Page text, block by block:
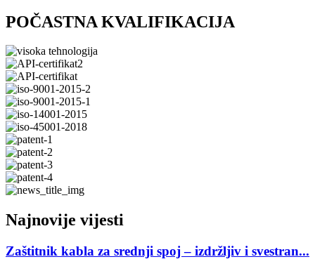
POČASTNA KVALIFIKACIJA
Najnovije vijesti
Zaštitnik kabla za srednji spoj – izdržljiv i svestran...